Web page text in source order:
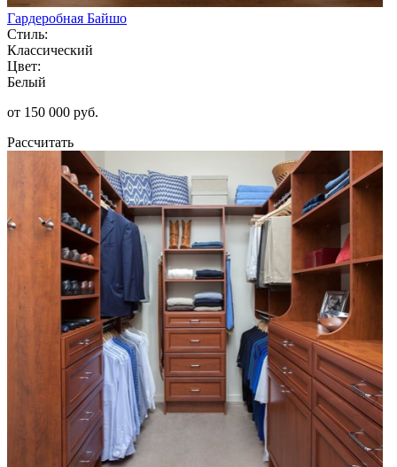
Гардеробная Байшо
Стиль:
Классический
Цвет:
Белый
от 150 000 руб.
Рассчитать